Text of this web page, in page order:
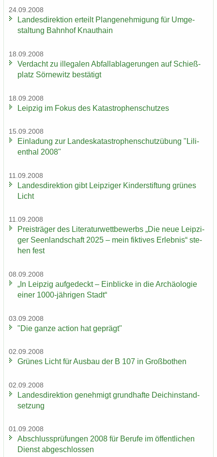
24.09.2008
Lan­des­di­rek­ti­on er­teilt Plan­ge­neh­mi­gung für Um­ge­
stal­tung Bahn­hof Knaut­hain
18.09.2008
Ver­dacht zu il­le­ga­len Ab­fall­ab­la­ge­run­gen auf Schieß­
platz Sör­ne­witz be­stä­tigt
18.09.2008
Leip­zig im Fokus des Ka­ta­stro­phen­schut­zes
15.09.2008
Ein­la­dung zur Lan­des­ka­ta­stro­phen­schutz­übung "Li­li­
en­thal 2008"
11.09.2008
Lan­des­di­rek­ti­on gibt Leip­zi­ger Kin­der­stif­tung grü­nes
Licht
11.09.2008
Preis­trä­ger des Li­te­ra­tur­wett­be­werbs „Die neue Leip­zi­
ger Se­en­land­schaft 2025 – mein fik­ti­ves Er­leb­nis“ ste­
hen fest
08.09.2008
„In Leip­zig auf­ge­deckt – Ein­bli­cke in die Ar­chäo­lo­gie
einer 1000-​jährigen Stadt“
03.09.2008
"Die ganze ac­tion hat ge­prägt"
02.09.2008
Grü­nes Licht für Aus­bau der B 107 in Groß­bo­then
02.09.2008
Lan­des­di­rek­ti­on ge­neh­migt grund­haf­te Deich­in­stand­
set­zung
01.09.2008
Ab­schluss­prü­fun­gen 2008 für Be­ru­fe im öf­fent­li­chen
Dienst ab­ge­schlos­sen